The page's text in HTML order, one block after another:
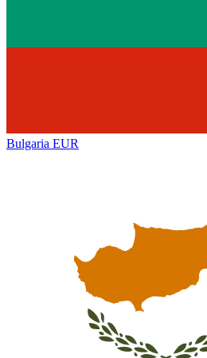
Bulgaria EUR